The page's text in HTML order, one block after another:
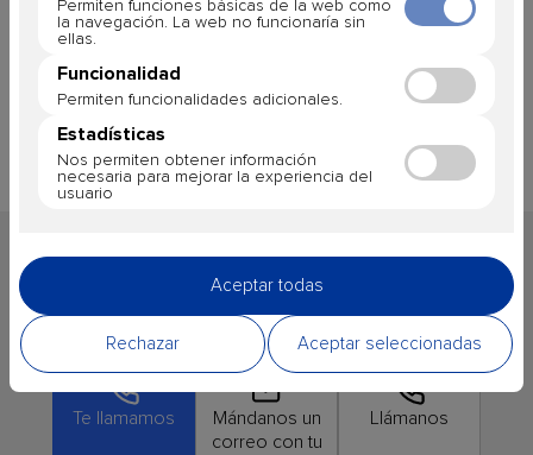
Interior desde
708 €
por persona. (Tasas Incluidas)
¿Te podemos ayudar?
Contacta con nosotros y te ayudamos en todo lo que
necesites
Te llamamos
Mándanos un
correo con tu
Llámanos